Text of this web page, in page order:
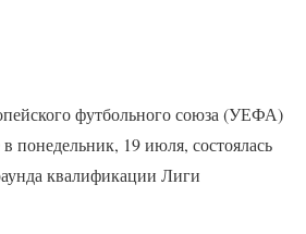
футбольного союза (УЕФА)
понедельник, 19 июля, состоялась
квалификации Лиги